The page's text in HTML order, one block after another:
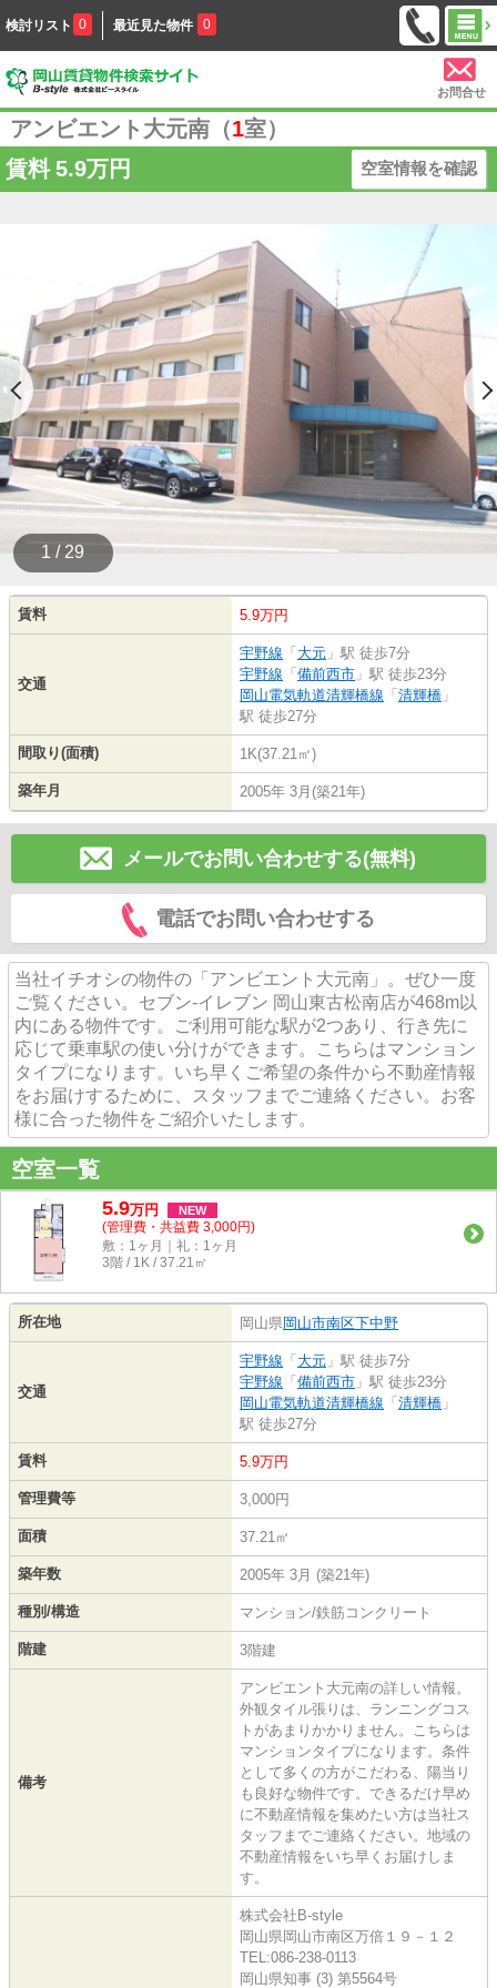
検討リスト 0 最近見た物件 0
お問合せ
アンビエント大元南（1室）
賃料 5.9万円 空室情報を確認
1 / 29
賃料 5.9万円
交通
宇野線 「 大元 」駅 徒歩7分
宇野線 「 備前西市 」駅 徒歩23分
岡山電気軌道清輝橋線 「 清輝橋 」
駅 徒歩27分
間取り(面積) 1K(37.21㎡)
築年月 2005年 3月(築21年)
メールでお問い合わせする(無料)
電話でお問い合わせする
当社イチオシの物件の「アンビエント大元南」。ぜひ一度
ご覧ください。セブン‐イレブン 岡山東古松南店が468m以
内にある物件です。ご利用可能な駅が2つあり、行き先に
応じて乗車駅の使い分けができます。こちらはマンション
タイプになります。いち早くご希望の条件から不動産情報
をお届けするために、スタッフまでご連絡ください。お客
様に合った物件をご紹介いたします。
空室一覧
5.9万円 NEW
(管理費・共益費 3,000円)
敷：1ヶ月｜礼：1ヶ月
3階 / 1K / 37.21㎡
所在地 岡山県岡山市南区下中野
交通
宇野線 「 大元 」駅 徒歩7分
宇野線 「 備前西市 」駅 徒歩23分
岡山電気軌道清輝橋線 「 清輝橋 」
駅 徒歩27分
賃料 5.9万円
管理費等 3,000円
面積 37.21㎡
築年数 2005年 3月 (築21年)
種別/構造 マンション/鉄筋コンクリート
階建 3階建
備考
アンビエント大元南の詳しい情報。
外観タイル張りは、ランニングコス
トがあまりかかりません。こちらは
マンションタイプになります。条件
として多くの方がこだわる、陽当り
も良好な物件です。できるだけ早め
に不動産情報を集めたい方は当社ス
タッフまでご連絡ください。地域の
不動産情報をいち早くお届けしま
す。
株式会社B-style
岡山県岡山市南区万倍１９－１２
TEL:086-238-0113
岡山県知事 (3) 第5564号